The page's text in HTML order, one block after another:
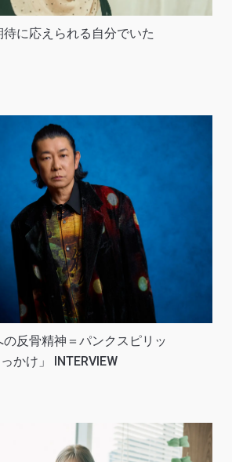
に応えられる自分でいた
反骨精神＝パンクスピリッ
かけ」 INTERVIEW